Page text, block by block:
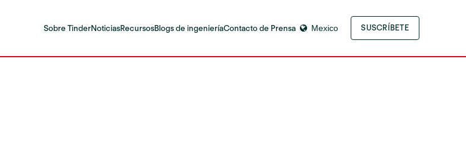
Sobre TinderNoticiasRecursosBlogs de ingenieríaContacto de Prensa Mexico SUSCRÍBETE